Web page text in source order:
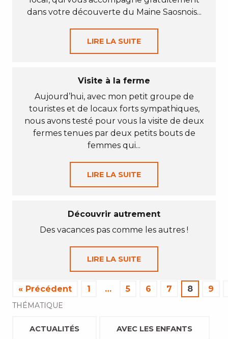
dans votre découverte du Maine Saosnois...
LIRE LA SUITE
Visite à la ferme
Aujourd’hui, avec mon petit groupe de
touristes et de locaux forts sympathiques,
nous avons testé pour vous la visite de deux
fermes tenues par deux petits bouts de
femmes qui...
LIRE LA SUITE
Découvrir autrement
Des vacances pas comme les autres !
LIRE LA SUITE
« Précédent 1 … 5 6 7 8 9
THÉMATIQUE
ACTUALITÉS AVEC LES ENFANTS